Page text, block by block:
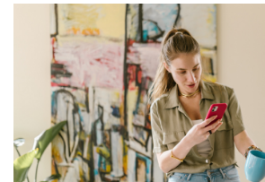
ARGENTINA
MÉXICO